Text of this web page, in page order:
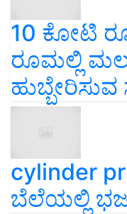
10 ಕೋಟಿ
ರೂಮಲ್ಲಿ
cylinder
ಬೆಲೆಯಲ್ಲಿ